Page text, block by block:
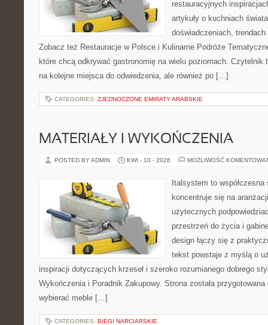
restauracyjnych
artykuły o kuchniach
doświadczeniach,
Zobacz też Restauracje w Polsce i Kulinarne Podróże
które chcą odkrywać gastronomię na wielu poziomach. Czytelnik
na kolejne miejsca do odwiedzenia, ale również po […]
CATEGORIES: ZJEDNOCZONE EMIRATY ARABSKIE
MATERIAŁY I WYKOŃCZENIA
POSTED BY ADMIN KWI - 10 - 2026 MOŻLIWOŚĆ
Italsystem to
koncentruje się na
użytecznych
przestrzeń do życia i
design łączy się z
tekst powstaje z myślą o
inspiracji dotyczących krzeseł i szeroko rozumianego dobrego
Wykończenia i Poradnik Zakupowy. Strona została
wybierać meble […]
CATEGORIES: BIEGI NARCIARSKIE